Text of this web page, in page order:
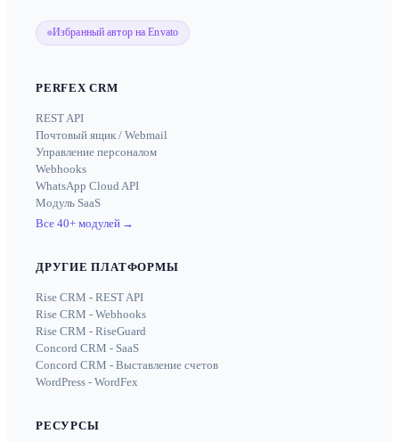
Избранный автор на Envato
PERFEX CRM
REST API
Почтовый ящик / Webmail
Управление персоналом
Webhooks
WhatsApp Cloud API
Модуль SaaS
Все 40+ модулей →
ДРУГИЕ ПЛАТФОРМЫ
Rise CRM - REST API
Rise CRM - Webhooks
Rise CRM - RiseGuard
Concord CRM - SaaS
Concord CRM - Выставление счетов
WordPress - WordFex
РЕСУРСЫ